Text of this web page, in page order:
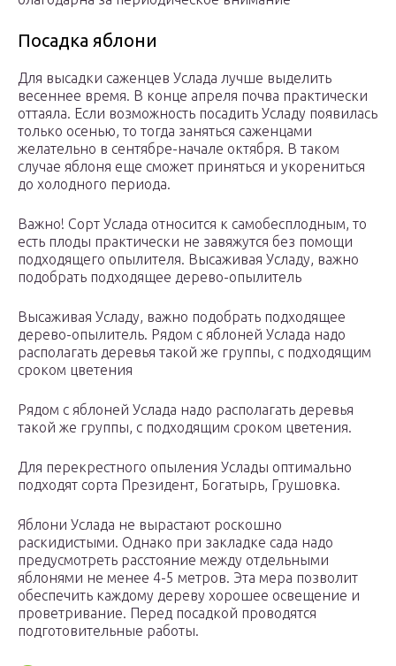
Посадка яблони
Для высадки саженцев Услада лучше выделить
весеннее время. В конце апреля почва практически
оттаяла. Если возможность посадить Усладу появилась
только осенью, то тогда заняться саженцами
желательно в сентябре-начале октября. В таком
случае яблоня еще сможет приняться и укорениться
до холодного периода.
Важно! Сорт Услада относится к самобесплодным, то
есть плоды практически не завяжутся без помощи
подходящего опылителя. Высаживая Усладу, важно
подобрать подходящее дерево-опылитель
Высаживая Усладу, важно подобрать подходящее
дерево-опылитель. Рядом с яблоней Услада надо
располагать деревья такой же группы, с подходящим
сроком цветения
Рядом с яблоней Услада надо располагать деревья
такой же группы, с подходящим сроком цветения.
Для перекрестного опыления Услады оптимально
подходят сорта Президент, Богатырь, Грушовка.
Яблони Услада не вырастают роскошно
раскидистыми. Однако при закладке сада надо
предусмотреть расстояние между отдельными
яблонями не менее 4-5 метров. Эта мера позволит
обеспечить каждому дереву хорошее освещение и
проветривание. Перед посадкой проводятся
подготовительные работы.